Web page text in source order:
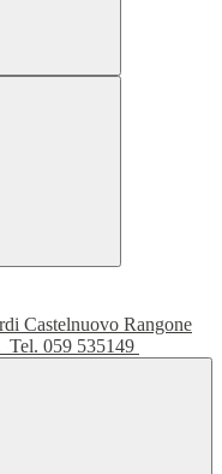
Tel. 059 535149